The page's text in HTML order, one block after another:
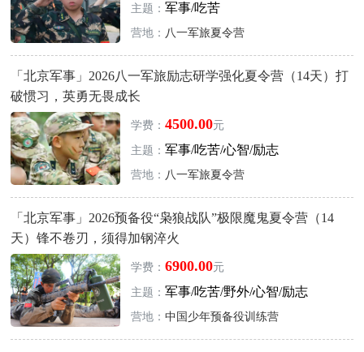
主题： 军事/吃苦
营地： 八一军旅夏令营
「北京军事」2026八一军旅励志研学强化夏令营（14天）打
破惯习，英勇无畏成长
学费： 4500.00元
主题： 军事/吃苦/心智/励志
营地： 八一军旅夏令营
「北京军事」2026预备役“枭狼战队”极限魔鬼夏令营（14
天）锋不卷刃，须得加钢淬火
学费： 6900.00元
主题： 军事/吃苦/野外/心智/励志
营地： 中国少年预备役训练营